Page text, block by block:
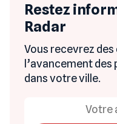
Restez
Radar
Vous recevrez
l’avancement
dans votre ville.